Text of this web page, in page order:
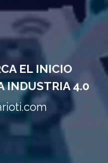
EL INICIO
INDUSTRIA 4.0